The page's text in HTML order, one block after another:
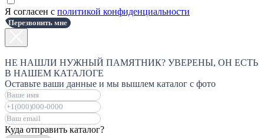
Я согласен с политикой конфиденциальности
Перезвонить мне
НЕ НАШЛИ НУЖНЫЙ ПАМЯТНИК? УВЕРЕНЫ, ОН ЕСТЬ
В НАШЕМ КАТАЛОГЕ
Оставьте ваши данные и мы вышлем каталог с фото
Куда отправить каталог?